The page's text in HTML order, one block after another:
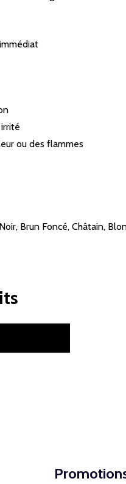
ou des flammes
Brun Foncé, Châtain,